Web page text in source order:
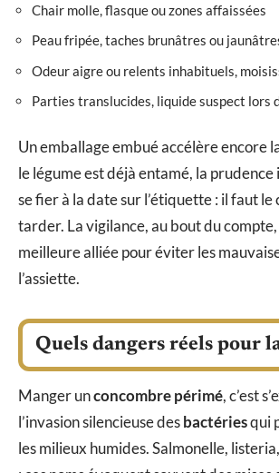
Chair molle, flasque ou zones affaissées
Peau fripée, taches brunâtres ou
Odeur aigre ou relents inhabituels,
Parties translucides, liquide suspect lors
Un emballage embué accélère encore
le légume est déjà entamé, la prudence
se fier à la date sur l’étiquette : il faut le
tarder. La vigilance, au bout du
meilleure alliée pour éviter les
l’assiette.
Quels dangers réels pour
Manger unconcombre périmé, c’est
l’invasion silencieuse desbactériesqui
les milieux humides. Salmonelle,